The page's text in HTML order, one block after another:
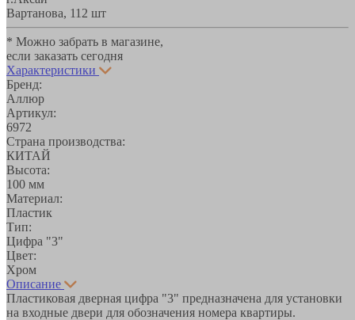
Вартанова, 11 2 шт
* Можно забрать в магазине,
если заказать сегодня
Характеристики
Бренд:
Аллюр
Артикул:
6972
Страна производства:
КИТАЙ
Высота:
100 мм
Материал:
Пластик
Тип:
Цифра "3"
Цвет:
Хром
Описание
Пластиковая дверная цифра "3" предназначена для установки
на входные двери для обозначения номера квартиры.